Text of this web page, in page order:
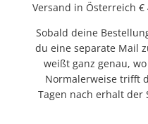
Versand in Österreich
Sobald deine
du eine separate Mail
weißt ganz genau,
Normalerweise trifft
Tagen nach erhalt